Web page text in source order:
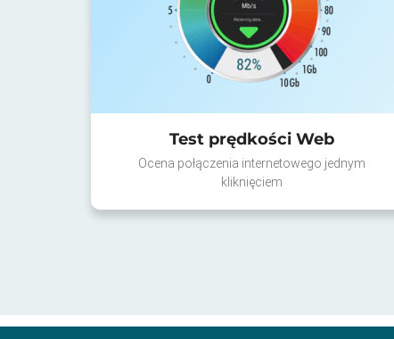
Test prędkości Web
Ocena połączenia internetowego jednym
kliknięciem